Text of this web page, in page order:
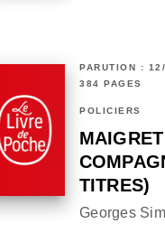
PARUTION :
384 PAGES
POLICIERS
TITRES)
Georges